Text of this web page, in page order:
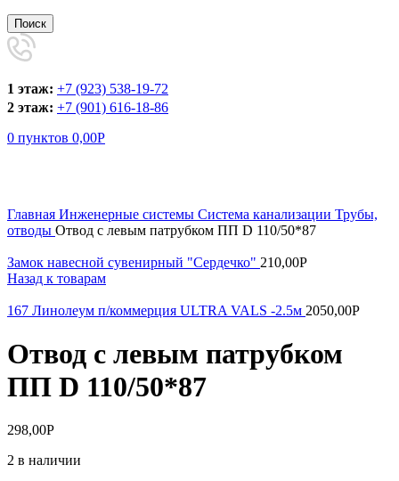
Поиск
1 этаж: +7 (923) 538-19-72
2 этаж: +7 (901) 616-18-86
0 пунктов 0,00Р
Главная Инженерные системы Система канализации Трубы,
отводы Отвод с левым патрубком ПП D 110/50*87
Замок навесной сувенирный "Сердечко" 210,00Р
Назад к товарам
167 Линолеум п/коммерция ULTRA VALS -2.5м 2050,00Р
Отвод с левым патрубком
ПП D 110/50*87
298,00Р
2 в наличии